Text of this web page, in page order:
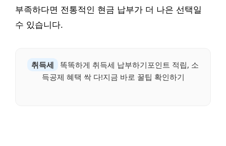
부족하다면 전통적인 현금 납부가 더 나은 선택일
수 있습니다.
취득세
똑똑하게 취득세 납부하기포인트 적립, 소
득공제 혜택 싹 다!지금 바로 꿀팁 확인하기